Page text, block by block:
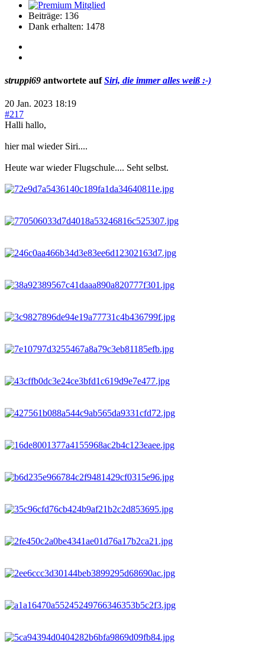
Beiträge: 136
Dank erhalten: 1478
struppi69 antwortete aufSiri, die immer alles weiß :-)
20 Jan. 2023 18:19
#217
Halli hallo,
hier mal wieder Siri....
Heute war wieder Flugschule.... Seht selbst.